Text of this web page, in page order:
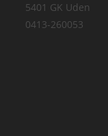
5401 GK Uden
0413-260053